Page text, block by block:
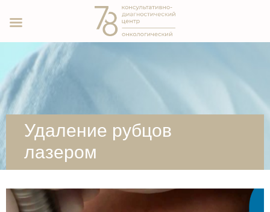
Удаление рубцов
лазером